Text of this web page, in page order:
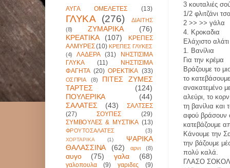
3 κουταλιές
1/2 φλιτζάνι
2 >> >> γάλα
4. Κροκαδια
Ελάχιστο αλάτι
1. Βανίλια
Για την κρέμα
Βράζουμε το
το
ανακατεμένο
αλεύρι, το
τη βανίλια και
αφού βράσουν
κατεβάζουμε
Κάνουμε την
την βάζουμε
πολύ καλά.
ΓΛΑΣΟ
ΑΥΓΑ ΟΜΕΛΕΤΕΣ (13)
ΓΛΥΚΑ (276)
ΔΙΑΙΤΗΣ
(8)
ΖΥΜΑΡΙΚΑ
(76)
ΚΡΕΑΤΙΚΑ
(107)
ΚΡΕΠΕΣ
ΑΛΜΥΡΕΣ (10) ΚΡΕΠΕΣ ΓΛΥΚΕΣ
(4)
ΛΑΔΕΡΑ (31)
ΝΗΣΤΙΣΙΜΑ
ΓΛΥΚΑ
(11)
ΝΗΣΤΙΣΙΜΑ
ΦΑΓΗΤΑ (20) ΟΡΕΚΤΙΚΑ (33)
ΟΣΠΡΙΑ (8)
ΠΙΤΕΣ ΖΥΜΕΣ
ΤΑΡΤΕΣ
(124)
ΠΟΥΛΕΡΙΚΑ
(44)
ΣΑΛΑΤΕΣ
(43)
ΣΑΛΤΣΕΣ
(27)
ΣΟΥΠΕΣ
(29)
ΣΥΜΒΟΥΛΕΣ & ΜΥΣΤΙΚΑ (13)
ΦΡΟΥΤΟΣΑΛΑΤΕΣ (3)
ΧΟΡΤΑΡΙΚΑ (1)
ΨΑΡΙΚΑ
ΘΑΛΑΣΣΙΝΑ
(62) αρνι (8)
αυγο (75) γαλα (68)
γαλοπουλα (9) γαριδες
(9)